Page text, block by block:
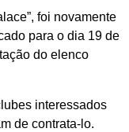
foi novamente
para o dia 19 de
do elenco
interessados
de contrata-lo.